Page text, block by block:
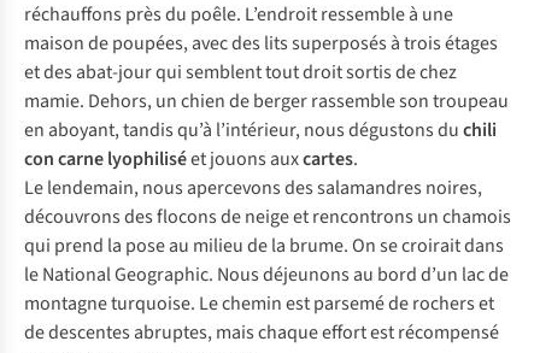
réchauffons près du poêle. L’endroit ressemble à une
maison de poupées, avec des lits superposés à trois étages
et des abat-jour qui semblent tout droit sortis de chez
mamie. Dehors, un chien de berger rassemble son troupeau
en aboyant, tandis qu’à l’intérieur, nous dégustons duchili
con carne lyophiliséet jouons auxcartes.
Le lendemain, nous apercevons des salamandres noires,
découvrons des flocons de neige et rencontrons un chamois
qui prend la pose au milieu de la brume. On se croirait dans
le National Geographic. Nous déjeunons au bord d’un lac de
montagne turquoise. Le chemin est parsemé de rochers et
de descentes abruptes, mais chaque effort est récompensé